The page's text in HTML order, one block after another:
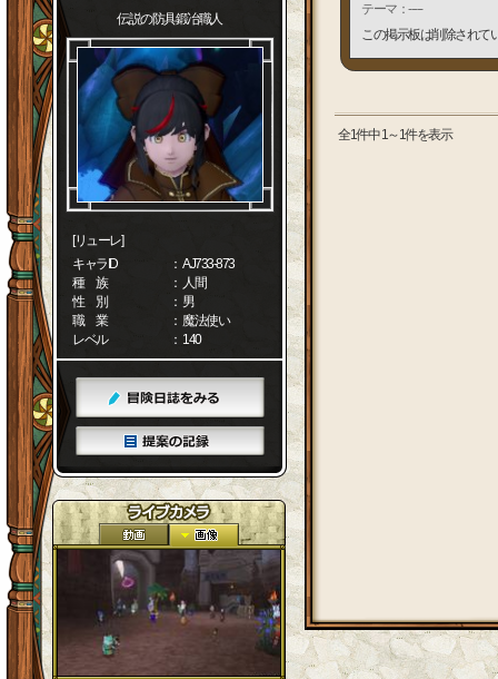
伝説の防具鍛冶職人
[リューレ]
キャラID
： AJ733-873
種 族
： 人間
性 別
： 男
職 業
： 魔法使い
レベル
： 140
テーマ：-----
この掲示板は削除されて
全1件中 1～1件を表示